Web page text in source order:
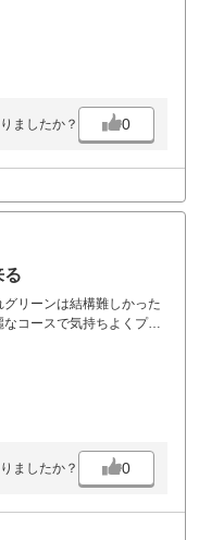
ましたか？ 0
る
リーンは結構難しかった
コースで気持ちよくプレ
ましたか？ 0